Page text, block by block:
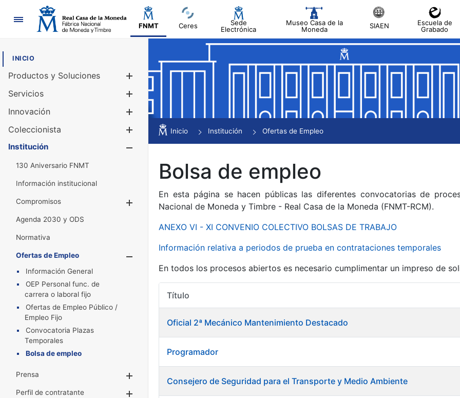
Navegación
FNMT Ceres
Sede
Electrónica
Museo Casa de la
Moneda
SIAEN
Escuela de
Grabado
INICIO
Productos y Soluciones
Mostrar/Ocultar
Servicios
Innovación
Coleccionista
Mostrar/Ocultar
Institución
130 Aniversario FNMT
Información institucional
Compromisos
Mostrar/Ocultar
Agenda 2030 y ODS
Normativa
Ofertas de Empleo
Información General
OEP Personal func. de
carrera o laboral fijo
Ofertas de Empleo Público /
Empleo Fijo
Convocatoria Plazas
Temporales
Bolsa de empleo
Prensa
Perfil de contratante
Inicio Institución Ofertas de Empleo
Bolsa de empleo
En esta página se hacen públicas las diferentes convocatorias de
Nacional de Moneda y Timbre - Real Casa de la Moneda (FNMT-RCM).
ANEXO VI - XI CONVENIO COLECTIVO BOLSAS DE TRABAJO
Información relativa a periodos de prueba en contrataciones temporales
En todos los procesos abiertos es necesario cumplimentar un impreso de
Título
Oficial 2ª Mecánico Mantenimiento Destacado
Programador
Consejero de Seguridad para el Transporte y Medio Ambiente